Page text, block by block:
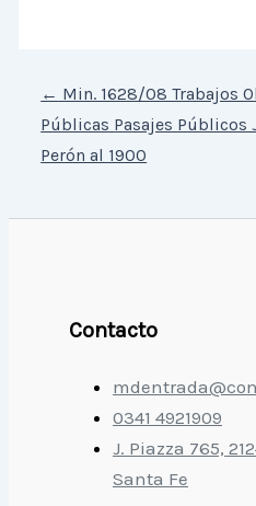
← Min. 1628/08 Trabajos
Públicas Pasajes Públicos
Perón al 1900
Contacto
0341 4921909
J. Piazza 765,
Santa Fe